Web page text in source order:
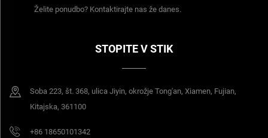
Želite ponudbo? Kontaktirajte nas že danes.
STOPITE V STIK
Soba 223, št. 368, ulica Jiyin, okrožje Tong'an, Xiamen, Fujian,
Kitajska, 361100
+86 18650101342